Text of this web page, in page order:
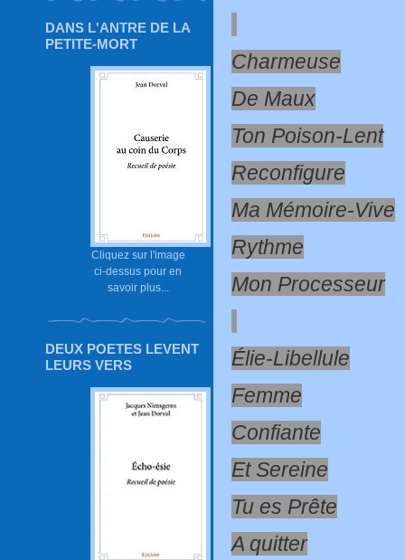
DANS L'ANTRE DE LA
PETITE-MORT
Cliquez sur l'image
ci-dessus pour en
savoir plus...
DEUX POETES LEVENT
LEURS VERS
Charmeuse
De Maux
Ton Poison-Lent
Reconfigure
Ma Mémoire-Vive
Rythme
Mon Processeur
Élie-Libellule
Femme
Confiante
Et Sereine
Tu es Prête
A quitter